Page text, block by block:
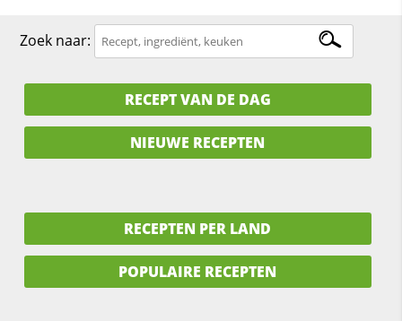
Zoek naar:
RECEPT VAN DE DAG
NIEUWE RECEPTEN
RECEPTEN PER LAND
POPULAIRE RECEPTEN